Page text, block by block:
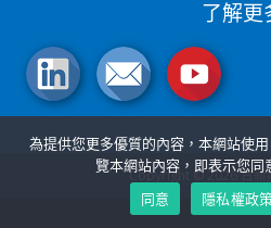
了解更
Copyright © 2026 台新
為提供您更多優質的內容，本網站使
覽本網站內容，即表示您
同意
隱私權政